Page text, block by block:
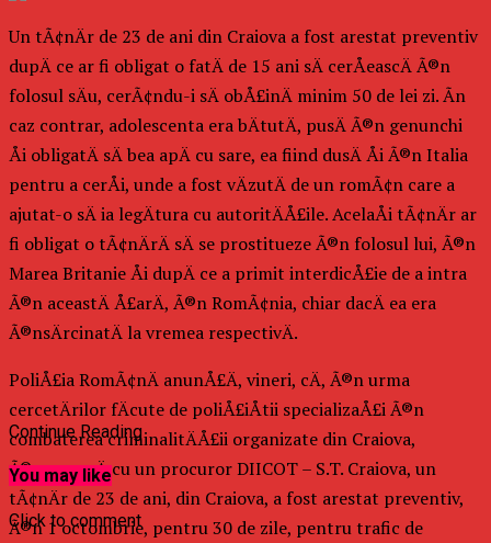
Un tÃ¢nÄr de 23 de ani din Craiova a fost arestat preventiv
dupÄ ce ar fi obligat o fatÄ de 15 ani sÄ cerÅeascÄ Ã®n
folosul sÄu, cerÃ¢ndu-i sÄ obÅ£inÄ minim 50 de lei zi. Ãn
caz contrar, adolescenta era bÄtutÄ, pusÄ Ã®n genunchi
Åi obligatÄ sÄ bea apÄ cu sare, ea fiind dusÄ Åi Ã®n Italia
pentru a cerÅi, unde a fost vÄzutÄ de un romÃ¢n care a
ajutat-o sÄ ia legÄtura cu autoritÄÅ£ile. AcelaÅi tÃ¢nÄr ar
fi obligat o tÃ¢nÄrÄ sÄ se prostitueze Ã®n folosul lui, Ã®n
Marea Britanie Åi dupÄ ce a primit interdicÅ£ie de a intra
Ã®n aceastÄ Å£arÄ, Ã®n RomÃ¢nia, chiar dacÄ ea era
Ã®nsÄrcinatÄ la vremea respectivÄ.
PoliÅ£ia RomÃ¢nÄ anunÅ£Ä, vineri, cÄ, Ã®n urma
cercetÄrilor fÄcute de poliÅ£iÅtii specializaÅ£i Ã®n
combaterea criminalitÄÅ£ii organizate din Craiova,
Ã®mpreunÄ cu un procuror DIICOT – S.T. Craiova, un
tÃ¢nÄr de 23 de ani, din Craiova, a fost arestat preventiv,
Ã®n 1 octombrie, pentru 30 de zile, pentru trafic de
Continue Reading
You may like
Click to comment